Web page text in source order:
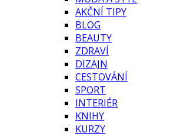
AKČNÍ TIPY
BLOG
BEAUTY
ZDRAVÍ
DIZAJN
CESTOVÁNÍ
SPORT
INTERIÉR
KNIHY
KURZY